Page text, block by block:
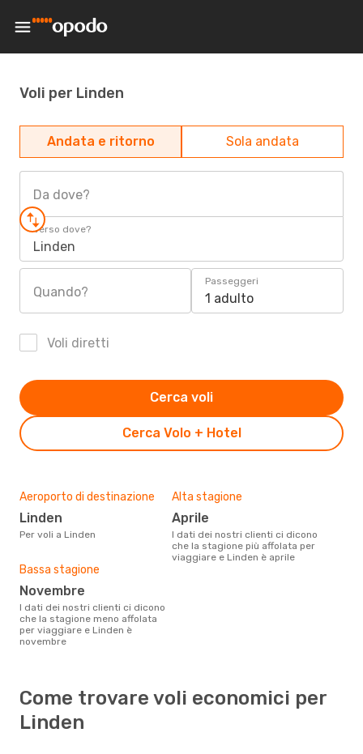
Voli per Linden
Andata e ritorno Sola andata
Da dove?
Verso dove?
Linden
Quando?
Passeggeri
1 adulto
Voli diretti
Cerca Volo + Hotel
Cerca voli
Aeroporto di destinazione
Linden
Per voli a Linden
Alta stagione
aprile
I dati dei nostri clienti ci dicono
che la stagione più affolata per
viaggiare e Linden è aprile
Bassa stagione
novembre
I dati dei nostri clienti ci dicono
che la stagione meno affolata
per viaggiare e Linden è
novembre
Come trovare voli economici per
Linden